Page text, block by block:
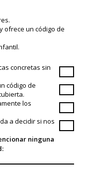
ofrece un código de
concretas sin
código de
los
a decidir si nos
ninguna